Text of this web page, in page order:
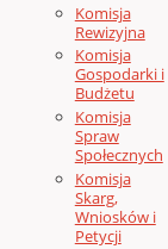
Komisja
Rewizyjna
Komisja
Gospodarki i
Budżetu
Komisja
Spraw
Społecznych
Komisja
Skarg,
Wniosków i
Petycji